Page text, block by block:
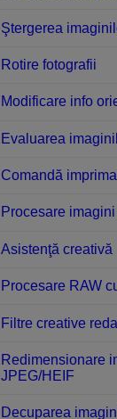
Ştergerea
Rotire fotografii
Modificare info
Evaluarea
Comandă
Procesare
Asistenţă creativă
Procesare RAW
Filtre creative
Redimensionare
JPEG/HEIF
Decuparea